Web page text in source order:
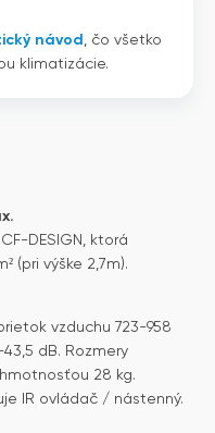
návod
, čo všetko
klimatizácie.
DESIGN, ktorá
(pri výške 2,7m).
vzduchu 723-958
dB. Rozmery
28 kg.
IR ovládač / nástenný.